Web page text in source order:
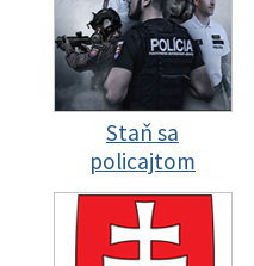
Staň sa
policajtom